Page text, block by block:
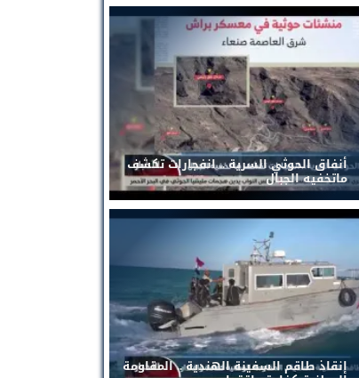
أنفاق الحوثي السرية .. انفجارات تكشف
ماتخفيه الجبال
إنقاذ طاقم السفينة الهندية .. المقاومة